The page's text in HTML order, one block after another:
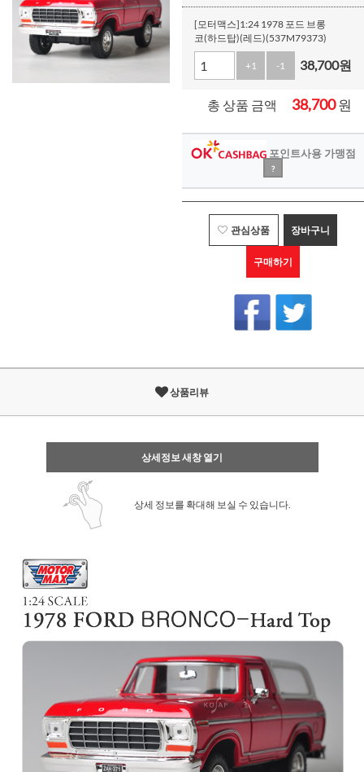
[모터맥스]1:24 1978 포드 브롱
코(하드탑)(레드)(537M79373)
+1 -1 38,700원
총 상품 금액 38,700원
포인트사용 가맹점
?
관심상품 장바구니
구매하기
상품리뷰
상세정보 새창 열기
상세 정보를 확대해 보실 수 있습니다.